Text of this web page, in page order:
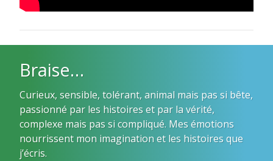
Braise…
Curieux, sensible, tolérant, animal mais pas si bête,
passionné par les histoires et par la vérité,
complexe mais pas si compliqué. Mes émotions
nourrissent mon imagination et les histoires que
j’écris.